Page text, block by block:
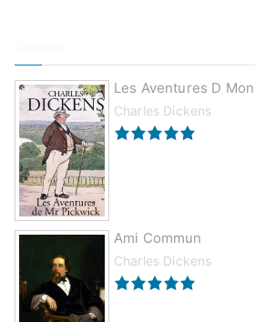
Les Aventures D
Charles Dickens
Ami Commun
Charles Dickens